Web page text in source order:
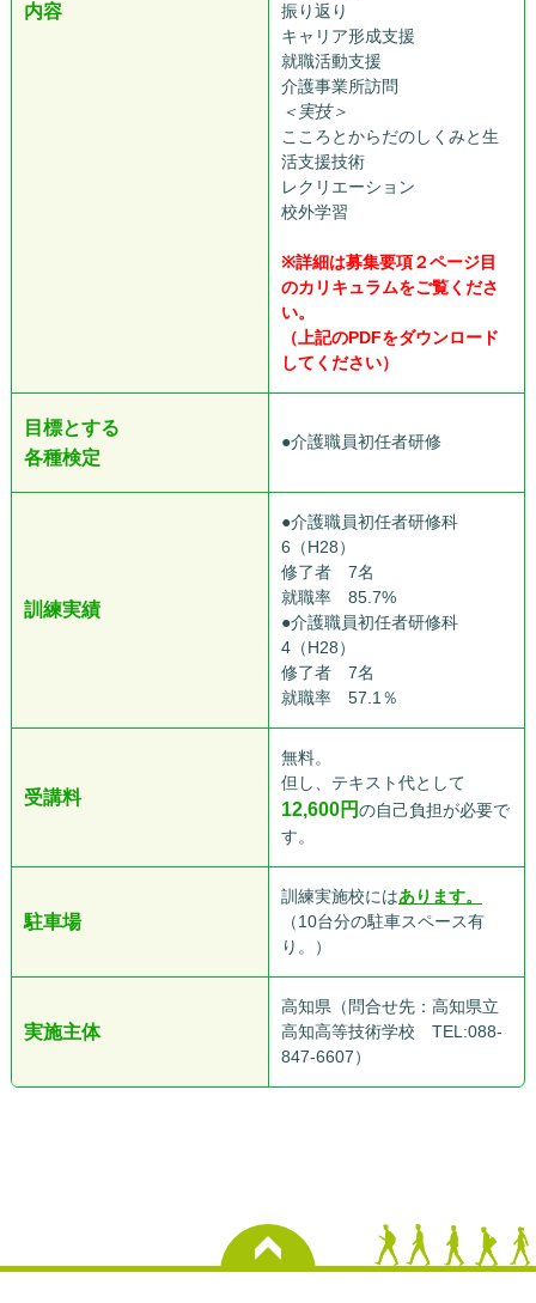
内容
振り返り
キャリア形成支援
就職活動支援
介護事業所訪問
＜実技＞
こころとからだのしくみと生
活支援技術
レクリエーション
校外学習
※詳細は募集要項２ページ目
のカリキュラムをご覧くださ
い。
（上記のPDFをダウンロード
してください）
目標とする
各種検定
●介護職員初任者研修
訓練実績
●介護職員初任者研修科
6（H28）
修了者 7名
就職率 85.7%
●介護職員初任者研修科
4（H28）
修了者 7名
就職率 57.1％
受講料
無料。
但し、テキスト代として
12,600円の自己負担が必要で
す。
駐車場
訓練実施校にはあります。
（10台分の駐車スペース有
り。）
実施主体
高知県（問合せ先：高知県立
高知高等技術学校 TEL:088-
847-6607）